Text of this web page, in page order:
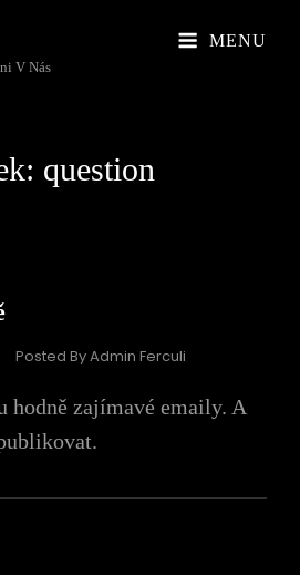
V Nás
MENU
question
Posted ByAdmin Ferculi
hodně zajímavé emaily. A